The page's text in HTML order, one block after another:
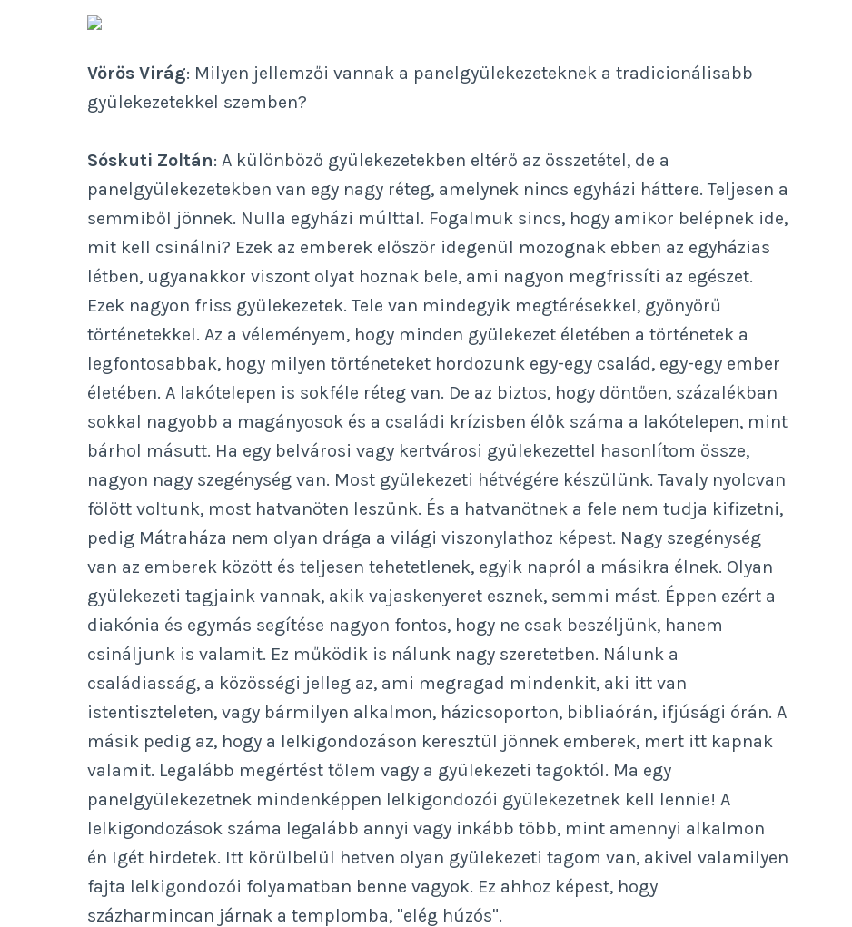
Vörös Virág: Milyen jellemzői vannak a panelgyülekezeteknek a tradicionálisabb
gyülekezetekkel szemben?
Sóskuti Zoltán: A különböző gyülekezetekben eltérő az összetétel, de a
panelgyülekezetekben van egy nagy réteg, amelynek nincs egyházi háttere. Teljesen a
semmiből jönnek. Nulla egyházi múlttal. Fogalmuk sincs, hogy amikor belépnek ide,
mit kell csinálni? Ezek az emberek először idegenül mozognak ebben az egyházias
létben, ugyanakkor viszont olyat hoznak bele, ami nagyon megfrissíti az egészet.
Ezek nagyon friss gyülekezetek. Tele van mindegyik megtérésekkel, gyönyörű
történetekkel. Az a véleményem, hogy minden gyülekezet életében a történetek a
legfontosabbak, hogy milyen történeteket hordozunk egy-egy család, egy-egy ember
életében. A lakótelepen is sokféle réteg van. De az biztos, hogy döntően, százalékban
sokkal nagyobb a magányosok és a családi krízisben élők száma a lakótelepen, mint
bárhol másutt. Ha egy belvárosi vagy kertvárosi gyülekezettel hasonlítom össze,
nagyon nagy szegénység van. Most gyülekezeti hétvégére készülünk. Tavaly nyolcvan
fölött voltunk, most hatvanöten leszünk. És a hatvanötnek a fele nem tudja kifizetni,
pedig Mátraháza nem olyan drága a világi viszonylathoz képest. Nagy szegénység
van az emberek között és teljesen tehetetlenek, egyik napról a másikra élnek. Olyan
gyülekezeti tagjaink vannak, akik vajaskenyeret esznek, semmi mást. Éppen ezért a
diakónia és egymás segítése nagyon fontos, hogy ne csak beszéljünk, hanem
csináljunk is valamit. Ez működik is nálunk nagy szeretetben. Nálunk a
családiasság, a közösségi jelleg az, ami megragad mindenkit, aki itt van
istentiszteleten, vagy bármilyen alkalmon, házicsoporton, bibliaórán, ifjúsági órán. A
másik pedig az, hogy a lelkigondozáson keresztül jönnek emberek, mert itt kapnak
valamit. Legalább megértést tőlem vagy a gyülekezeti tagoktól. Ma egy
panelgyülekezetnek mindenképpen lelkigondozói gyülekezetnek kell lennie! A
lelkigondozások száma legalább annyi vagy inkább több, mint amennyi alkalmon
én Igét hirdetek. Itt körülbelül hetven olyan gyülekezeti tagom van, akivel valamilyen
fajta lelkigondozói folyamatban benne vagyok. Ez ahhoz képest, hogy
százharmincan járnak a templomba, "elég húzós".